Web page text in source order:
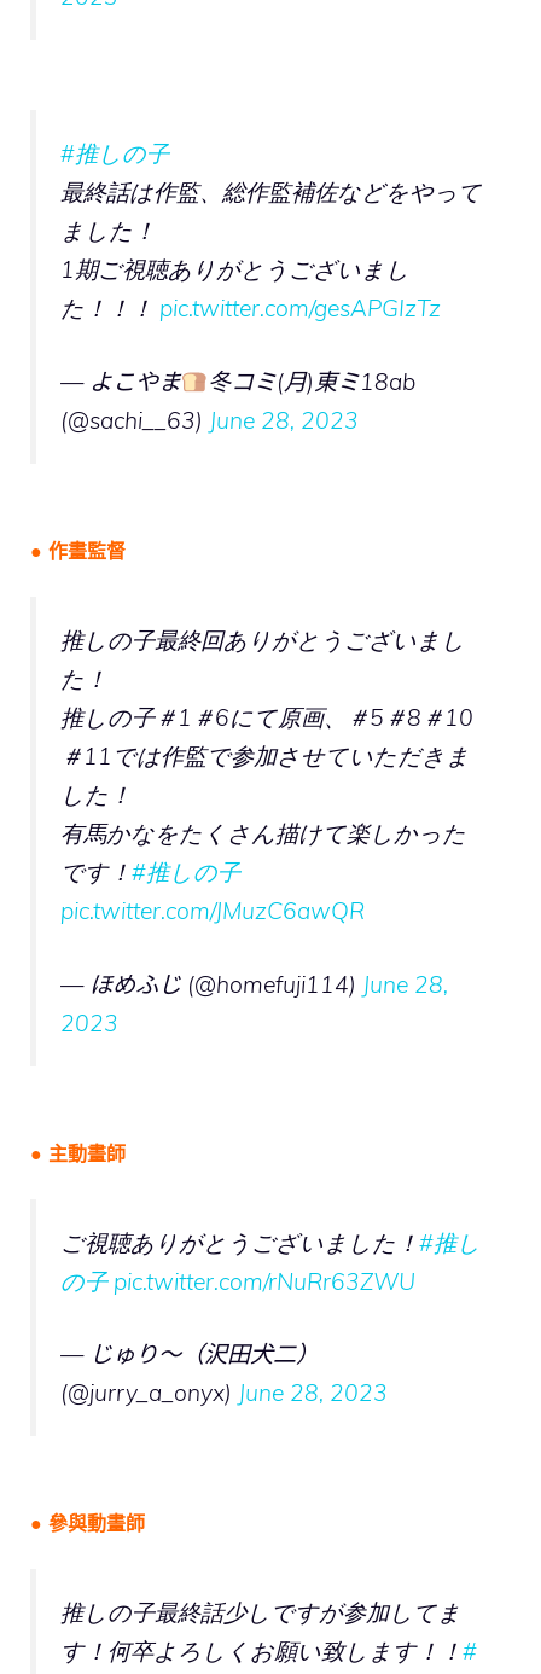
#推しの子
最終話は作監、総作監補佐などをやって
ました！
1期ご視聴ありがとうございまし
た！！！ pic.twitter.com/gesAPGIzTz
— よこやま
冬コミ(月)東ミ18ab
(@sachi__63) June 28, 2023
● 作畫監督
推しの子最終回ありがとうございまし
た！
推しの子＃1＃6にて原画、＃5＃8＃10
＃11では作監で参加させていただきま
した！
有馬かなをたくさん描けて楽しかった
です！ #推しの子
pic.twitter.com/JMuzC6awQR
— ほめふじ (@homefuji114) June 28,
2023
● 主動畫師
ご視聴ありがとうございました！ #推し
の子 pic.twitter.com/rNuRr63ZWU
— じゅり～（沢田犬二）
(@jurry_a_onyx) June 28, 2023
● 參與動畫師
推しの子最終話少しですが参加してま
す！何卒よろしくお願い致します！！ #